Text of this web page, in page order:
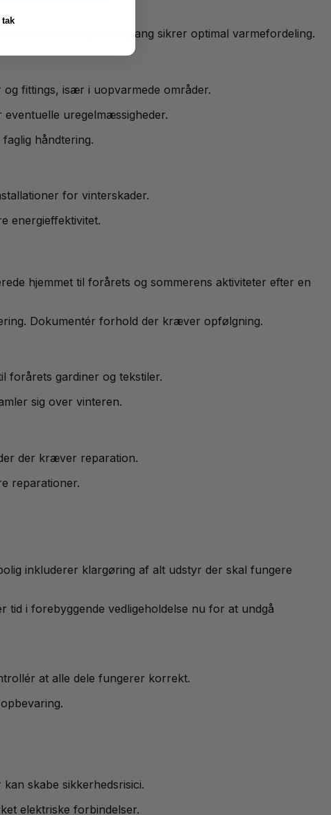
professionel gennemgang sikrer optimal varmefordeling.
fittings, især i uopvarmede områder.
uregelmæssigheder.
håndtering.
for vinterskader.
energieffektivitet.
hjemmet til forårets og sommerens aktiviteter efter en
Dokumentér forhold der kræver opfølgning.
forårets gardiner og tekstiler.
sig over vinteren.
der kræver reparation.
reparationer.
inkluderer klargøring af alt udstyr der skal fungere
tid i forebyggende vedligeholdelse nu for at undgå
at alle dele fungerer korrekt.
skabe sikkerhedsrisici.
elektriske forbindelser.
tak